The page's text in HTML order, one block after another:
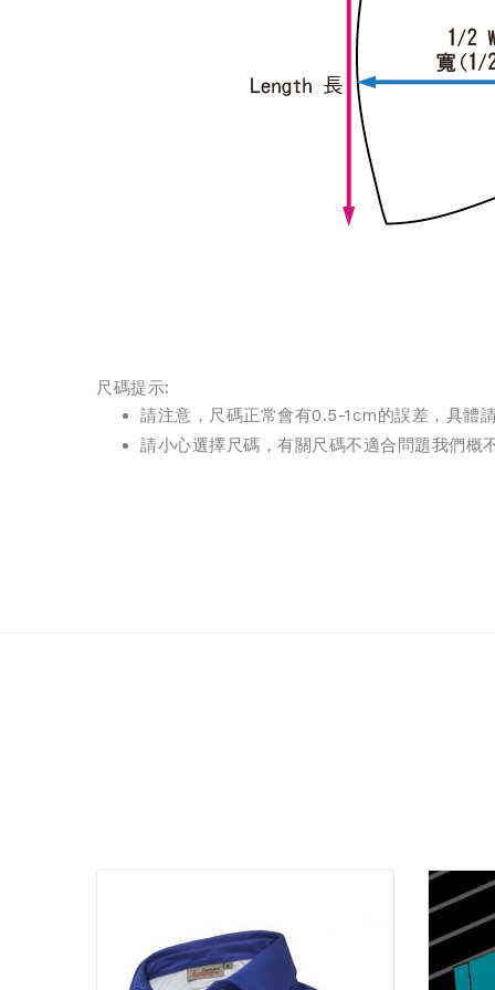
尺碼提示:
請注意，尺碼正常會有0.5-1cm的誤差，具體
請小心選擇尺碼，有關尺碼不適合問題我們概